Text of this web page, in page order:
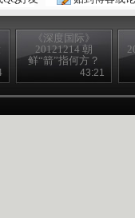
《深度国际》
20121214 朝
鲜“箭”指何方？
43:21